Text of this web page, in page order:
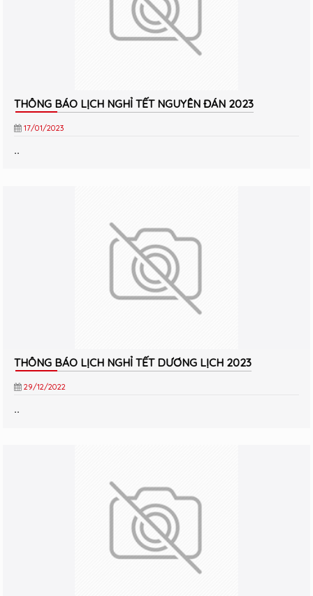
THÔNG BÁO LỊCH NGHỈ TẾT NGUYÊN ĐÁN 2023
17/01/2023
..
THÔNG BÁO LỊCH NGHỈ TẾT DƯƠNG LỊCH 2023
29/12/2022
..